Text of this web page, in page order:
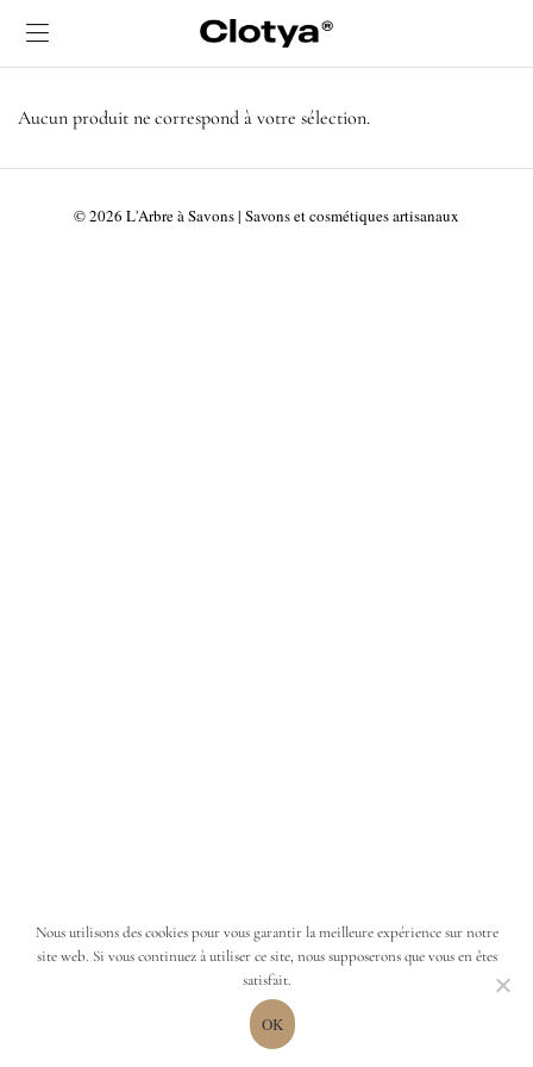
Aucun produit ne correspond à votre sélection.
© 2026 L'Arbre à Savons | Savons et cosmétiques artisanaux
Nous utilisons des cookies pour vous garantir la meilleure expérience sur notre
site web. Si vous continuez à utiliser ce site, nous supposerons que vous en êtes
satisfait.
OK